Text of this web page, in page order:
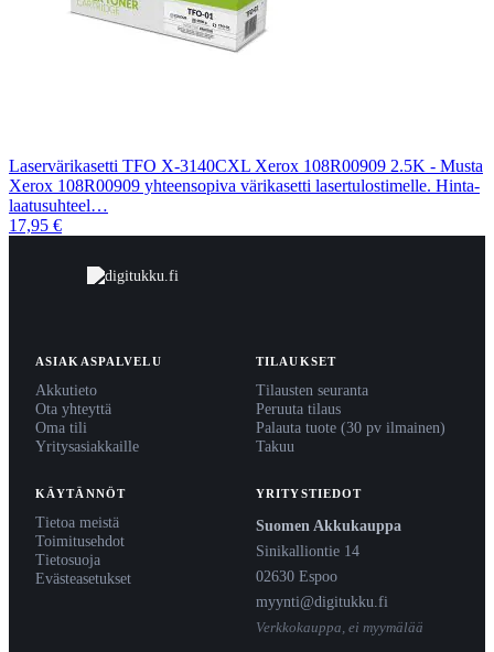
Laservärikasetti TFO X-3140CXL Xerox 108R00909 2.5K - Musta
Xerox 108R00909 yhteensopiva värikasetti lasertulostimelle. Hinta-
laatusuhteel…
17,95 €
ASIAKASPALVELU
Akkutieto
Ota yhteyttä
Oma tili
Yritysasiakkaille
TILAUKSET
Tilausten seuranta
Peruuta tilaus
Palauta tuote (30 pv ilmainen)
Takuu
KÄYTÄNNÖT
Tietoa meistä
Toimitusehdot
Tietosuoja
Evästeasetukset
YRITYSTIEDOT
Suomen Akkukauppa
Sinikalliontie 14
02630 Espoo
myynti@digitukku.fi
Verkkokauppa, ei myymälää